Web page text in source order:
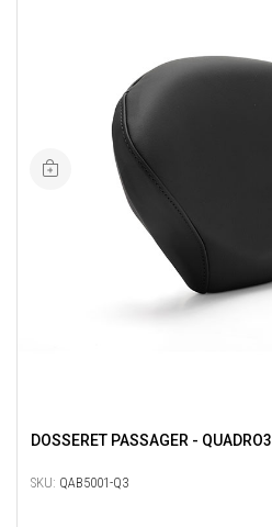
DOSSERET PASSAGER - QUADRO3
SKU: QAB5001-Q3